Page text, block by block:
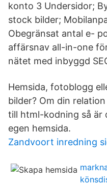
konto 3 Undersidor;
stock bilder;
Obegränsat antal e-
affärsnav all-in-one
nätet med inbyggd
Hemsida, fotoblogg
bilder? Om din
till html-kodning så är
egen hemsida.
Zandvoort inredning